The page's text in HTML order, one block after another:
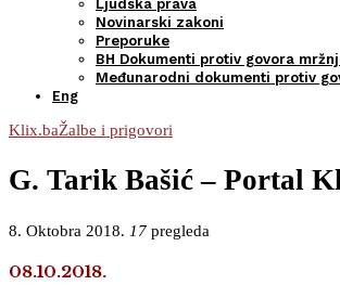
Ljudska prava
Novinarski zakoni
Preporuke
BH Dokumenti protiv govora
Međunarodni dokumenti protiv
Eng
Klix.baŽalbe i prigovori
G. Tarik Bašić – Portal
8. Oktobra 2018. 17 pregleda
08.10.2018.